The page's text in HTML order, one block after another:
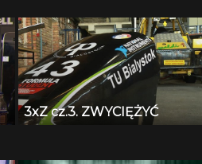
3xZ cz.3. ZWYCIĘŻYĆ